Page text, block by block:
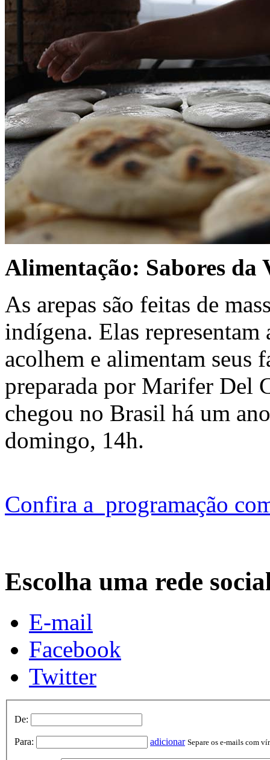
Alimentação: Sabores da
As arepas são feitas de
indígena. Elas
acolhem e alimentam seus
preparada por Marifer Del
chegou no Brasil há um
domingo, 14h.
Confira a programação
Escolha uma rede
E-mail
Facebook
Twitter
De:
Para: adicionar Separe os e-mails com